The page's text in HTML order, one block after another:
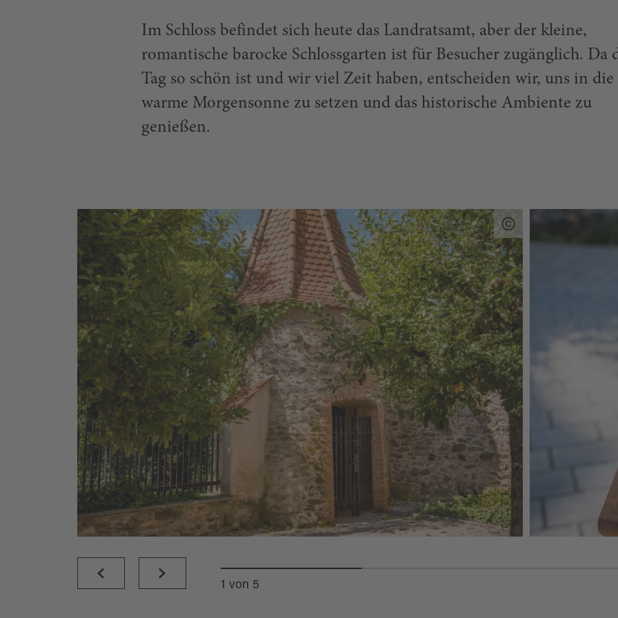
Im Schloss befindet sich heute das Landratsamt, aber der kleine,
romantische barocke Schlossgarten ist für Besucher zugänglich. Da
Tag so schön ist und wir viel Zeit haben, entscheiden wir, uns in die
warme Morgensonne zu setzen und das historische Ambiente zu
genießen.
1 von 5